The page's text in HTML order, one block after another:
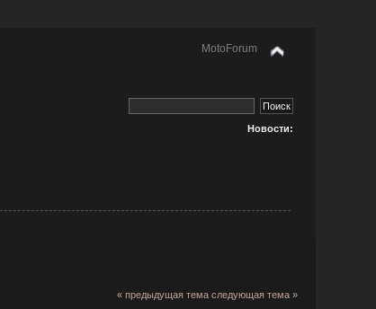
MotoForum
Новости:
« предыдущая тема следующая тема »